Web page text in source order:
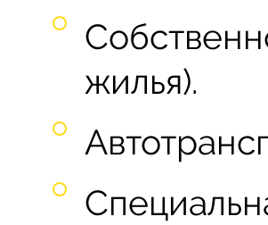
жилья).